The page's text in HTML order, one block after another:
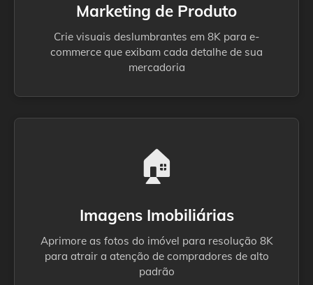
Marketing de Produto
Crie visuais deslumbrantes em 8K para e-
commerce que exibam cada detalhe de sua
mercadoria
🏠
Imagens Imobiliárias
Aprimore as fotos do imóvel para resolução 8K
para atrair a atenção de compradores de alto
padrão